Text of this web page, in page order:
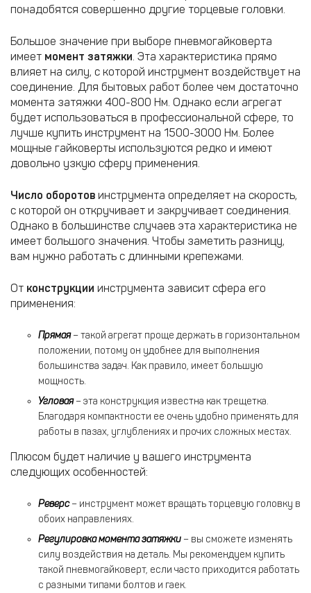
понадобятся совершенно другие торцевые головки.
Большое значение при выборе пневмогайковерта
имеет момент затяжки . Эта характеристика прямо
влияет на силу, с которой инструмент воздействует на
соединение. Для бытовых работ более чем достаточно
момента затяжки 400-800 Нм. Однако если агрегат
будет использоваться в профессиональной сфере, то
лучше купить инструмент на 1500-3000 Нм. Более
мощные гайковерты используются редко и имеют
довольно узкую сферу применения.
Число оборотов инструмента определяет на скорость,
с которой он откручивает и закручивает соединения.
Однако в большинстве случаев эта характеристика не
имеет большого значения. Чтобы заметить разницу,
вам нужно работать с длинными крепежами.
От конструкции инструмента зависит сфера его
применения:
Прямая– такой агрегат проще держать в горизонтальном
положении, потому он удобнее для выполнения
большинства задач. Как правило, имеет большую
мощность.
Угловая– эта конструкция известна как трещетка.
Благодаря компактности ее очень удобно применять для
работы в пазах, углублениях и прочих сложных местах.
Плюсом будет наличие у вашего инструмента
следующих особенностей:
Реверс– инструмент может вращать торцевую головку в
обоих направлениях.
Регулировка момента затяжки – вы сможете изменять
силу воздействия на деталь. Мы рекомендуем купить
такой пневмогайковерт, если часто приходится работать
с разными типами болтов и гаек.